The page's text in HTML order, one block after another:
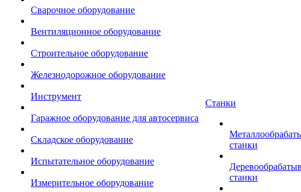
Сварочное оборудование
Вентиляционное оборудование
Строительное оборудование
Железнодорожное оборудование
Инструмент
Гаражное оборудование для автосервиса
Складское оборудование
Испытательное оборудование
Измерительное оборудование
Станки
станки
станки